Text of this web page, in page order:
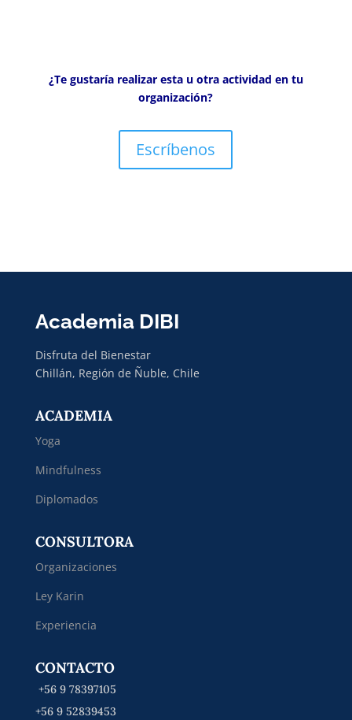
¿Te gustaría realizar esta u otra actividad en tu
organización?
Escríbenos
Academia DIBI
Disfruta del Bienestar
Chillán, Región de Ñuble, Chile
ACADEMIA
Yoga
Mindfulness
Diplomados
CONSULTORA
Organizaciones
Ley Karin
Experiencia
CONTACTO
+56 9 78397105
+56 9 52839453